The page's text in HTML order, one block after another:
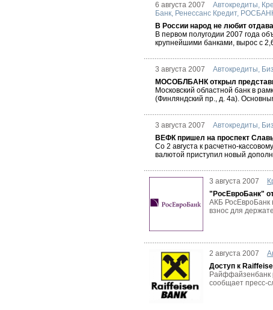
6 августа 2007 Автокредиты,
Банк, Ренессанс Кредит,
В России народ не любит
В первом полугодии 2007 года
крупнейшими банками, вырос с
3 августа 2007 Автокредиты,
МОСОБЛБАНК открыл
Московский областной банк в
(Финляндский пр., д. 4а).
3 августа 2007 Автокредиты,
ВЕФК пришел на проспект
Со 2 августа к расчетно-
валютой приступил новый
3 августа 2007
"РосЕвроБанк"
АКБ
взнос для
2 августа 2007
Доступ к
Райффайзенбанк
сообщает пресс-